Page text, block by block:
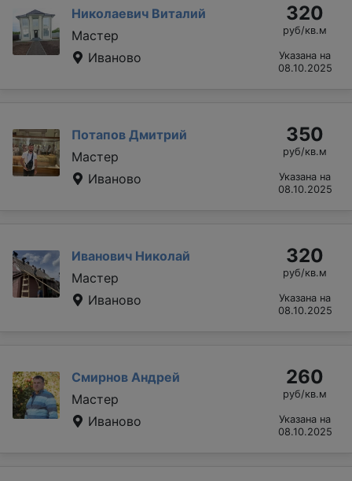
Николаевич Виталий
Мастер
Иваново
320
руб/кв.м
Указана на
08.10.2025
Потапов Дмитрий
Мастер
Иваново
350
руб/кв.м
Указана на
08.10.2025
Иванович Николай
Мастер
Иваново
320
руб/кв.м
Указана на
08.10.2025
Смирнов Андрей
Мастер
Иваново
260
руб/кв.м
Указана на
08.10.2025